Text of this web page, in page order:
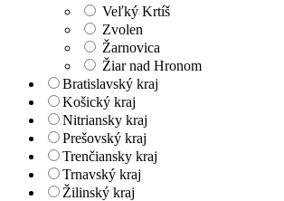
Veľký Krtíš
Zvolen
Žarnovica
Žiar nad Hronom
Bratislavský kraj
Košický kraj
Nitriansky kraj
Prešovský kraj
Trenčiansky kraj
Trnavský kraj
Žilinský kraj